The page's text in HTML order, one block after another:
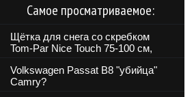
Самое просматриваемое:
Щётка для снега со скребком
Tom-Par Nice Touch 75-100 см,
Volkswagen Passat B8 "убийца"
Camry?